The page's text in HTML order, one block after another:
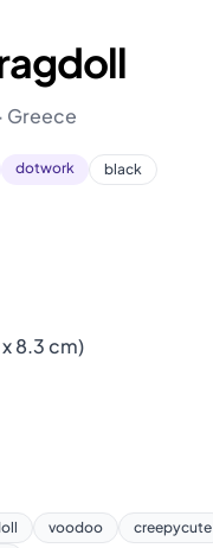
Greece
dotwork black
x 8.3 cm)
voodoo creepycute